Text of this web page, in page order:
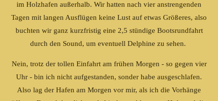
im Holzhafen außerhalb. Wir hatten nach vier anstrengenden
Tagen mit langen Ausflügen keine Lust auf etwas Größeres, also
buchten wir ganz kurzfristig eine 2,5 stündige Bootsrundfahrt
durch den Sound, um eventuell Delphine zu sehen.
Nein, trotz der tollen Einfahrt am frühen Morgen - so gegen vier
Uhr - bin ich nicht aufgestanden, sonder habe ausgeschlafen.
Also lag der Hafen am Morgen vor mir, als ich die Vorhänge